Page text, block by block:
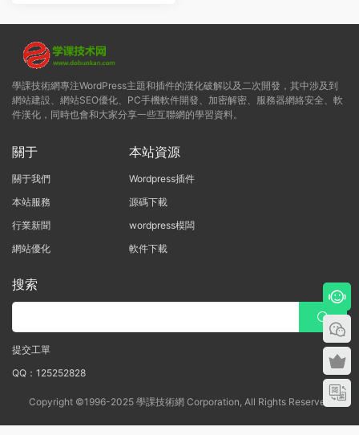
學課技術網專注WordPress主題和插件的漢化破解以及二次開發，其中涉及到
網站建設、網站SEO優化、PC手機軟件開發、加密解密、服務器網絡安全、軟
件漢化，同時也會和大家分享一些互聯網的學習資料。
關于
關于我們
本站服務
行業新聞
網站優化
本站資源
Wordpress插件
源碼下載
wordpress模闆
軟件下載
搜索
提交工單
QQ：125252828
Copyright ©1996-2025 學課技術網 Corporation, All Rights Reserved